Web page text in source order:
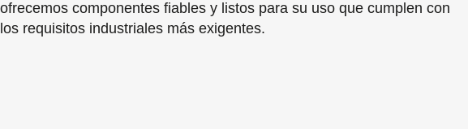
ofrecemos componentes fiables y listos para su uso que cumplen con
los requisitos industriales más exigentes.